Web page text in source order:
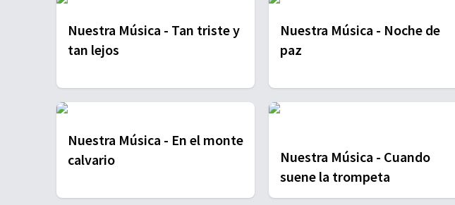
Nuestra Música - Tan triste y
tan lejos
Nuestra Música - Noche de
paz
Nuestra Música - En el monte
calvario
Nuestra Música - Cuando
suene la trompeta